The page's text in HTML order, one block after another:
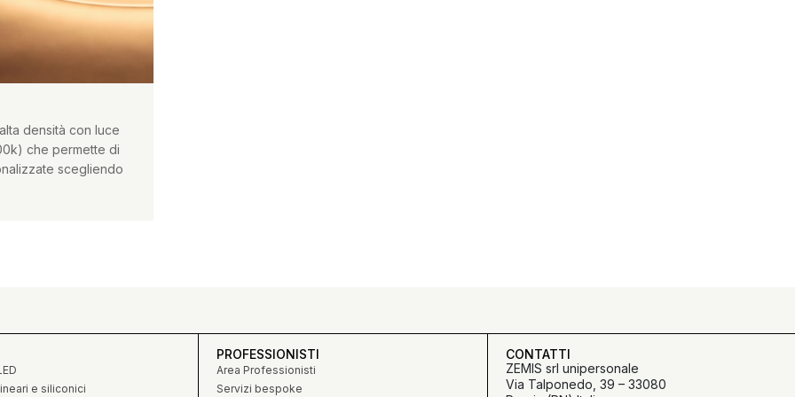
densità con luce
che permette di
scegliendo
e siliconici
PROFESSIONISTI
Area Professionisti
Servizi bespoke
CONTATTI
ZEMIS srl unipersonale
Via Talponedo, 39 – 33080